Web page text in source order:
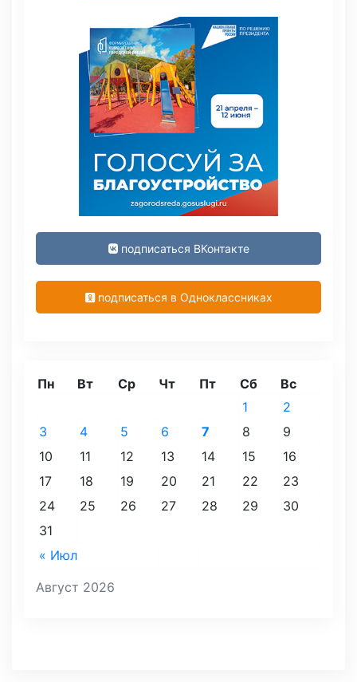
подписаться ВКонтакте
подписаться в Одноклассниках
Август 2026
Пн Вт Ср Чт Пт Сб Вс
« Июл
1
2
3
4 5 6 7 8
9
10
11 12 13 14 15
16
17
18 19 20 21 22
23
24
25 26 27 28 29
30
31